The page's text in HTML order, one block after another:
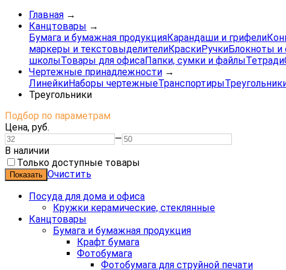
Главная →
Канцтовары →
Бумага и бумажная продукцияКарандаши и грифели
маркеры и текстовыделителиКраскиРучкиБлокноты и
школыТовары для офисаПапки, сумки и файлыТетради
Чертежные принадлежности →
ЛинейкиНаборы чертежныеТранспортиры
Треугольники
Подбор по параметрам
Цена, руб.
—
В наличии
Только доступные товары
Очистить
Посуда для дома и офиса
Кружки керамические, стеклянные
Канцтовары
Бумага и бумажная продукция
Крафт бумага
Фотобумага
Фотобумага для струйной печати